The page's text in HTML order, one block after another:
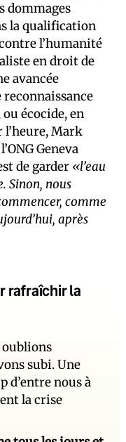
dommages
la qualification
l’humanité
en droit de
avancée
écocide, en
l’heure, Mark
Geneva
de garder «l’eau
Sinon, nous
comme
après
rafraîchir la
oublions
subi. Une
d’entre nous à
la crise